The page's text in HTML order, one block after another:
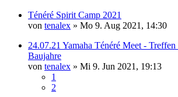
Ténéré Spirit Camp 2021
von tenalex » Mo 9. Aug 2021, 14:30
24.07.21 Yamaha Ténéré Meet -
Baujahre
von tenalex » Mi 9. Jun 2021, 19:13
1
2